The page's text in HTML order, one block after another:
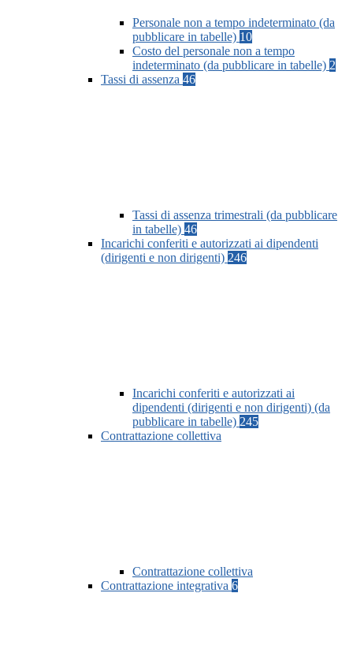
Personale non a tempo indeterminato (da
pubblicare in tabelle) 10
Costo del personale non a tempo
indeterminato (da pubblicare in tabelle) 2
Tassi di assenza 46
Tassi di assenza trimestrali (da pubblicare
in tabelle) 46
Incarichi conferiti e autorizzati ai dipendenti
(dirigenti e non dirigenti) 246
Incarichi conferiti e autorizzati ai
dipendenti (dirigenti e non dirigenti) (da
pubblicare in tabelle) 245
Contrattazione collettiva
Contrattazione collettiva
Contrattazione integrativa 6